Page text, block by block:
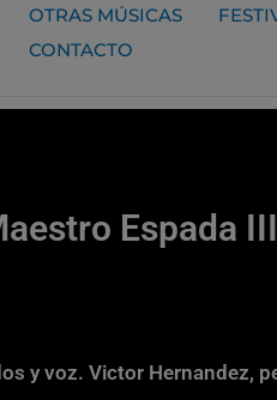
OTRAS MÚSICAS
CONTACTO
Espada
y voz. Victor Hernandez,